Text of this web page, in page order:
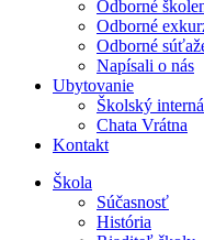
Odborné
Odborné
Odborné
Napísali o nás
Ubytovanie
Školský
Chata Vrátna
Kontakt
Škola
Súčasnosť
História